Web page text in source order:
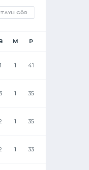
GÖR
M P
1 1 41
1 35
1 35
1 33